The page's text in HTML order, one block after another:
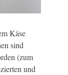
Käse
sind
(zum
und